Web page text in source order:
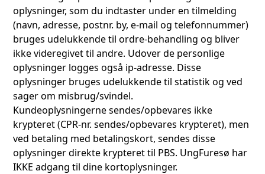
oplysninger, som du indtaster under en tilmelding
(navn, adresse, postnr. by, e-mail og telefonnummer)
bruges udelukkende til ordre-behandling og bliver
ikke videregivet til andre. Udover de personlige
oplysninger logges også ip-adresse. Disse
oplysninger bruges udelukkende til statistik og ved
sager om misbrug/svindel.
Kundeoplysningerne sendes/opbevares ikke
krypteret (CPR-nr. sendes/opbevares krypteret), men
ved betaling med betalingskort, sendes disse
oplysninger direkte krypteret til PBS. UngFuresø har
IKKE adgang til dine kortoplysninger.